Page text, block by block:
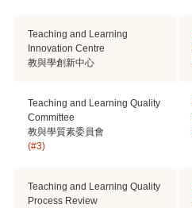
Teaching and Learning
Innovation Centre
教與學創新中心
Teaching and Learning Quality
Committee
教與學質素委員會
(#3)
Teaching and Learning Quality
Process Review